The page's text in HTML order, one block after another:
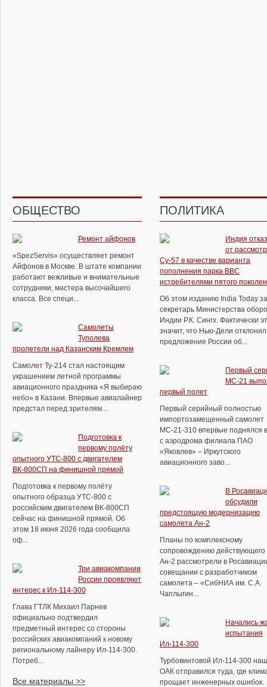
ОБЩЕСТВО
Ремонт айфонов
«SpezServis» осуществляет ремонт
Айфонов в Москве. В штате компании
работают вежливые и внимательные
сотрудники, мастера высочайшего
класса. Все специ...
Самолеты
Туполева
пролетели над Казанским Кремлем
Самолет Ту-214 стал настоящим
украшением летной программы
авиационного праздника «Я выбираю
небо» в Казани. Впервые авиалайнер
предстал перед зрителям...
Подготовка к
первому полёту
опытного УТС-800 с двигателем
ВК-800СП на финишной прямой
Подготовка к первому полёту
опытного образца УТС-800 с
российским двигателем ВК-800СП
сейчас на финишной прямой. Об
этом 18 июня 2026 года сообщила
оф...
Три авиакомпании
России проявляют
интерес к Ил-114-300
Глава ГТЛК Михаил Парнев
официально подтвердил
предметный интерес со стороны
российских авиакомпаний к новому
региональному лайнеру Ил-114-300.
Потреб...
Все материалы >>
ПОЛИТИКА
Индия
от
Су-57 в качестве варианта
пополнения парка ВВС
истребителями пятого
Об этом изданию India Today
секретарь Министерства
Индии Р.К. Сингх. Фактически
значит, что Нью-Дели отклонил
предложение России об...
Первый
МС-21
первый полет
Первый серийный полностью
импортозамещенный самолет
МС-21-310 впервые поднялся
с аэродрома филиала ПАО
«Яковлев» – Иркутского
авиационного заво...
В
обсудили
предстоящую модернизацию
самолета Ан-2
Планы по комплексному
сопровождению действующего
Ан-2 рассмотрели в
совещании с разработчиком
самолета – «СибНИА им. С.А.
Чаплыгин...
Начались
испытания
Ил-114-300
Турбовинтовой Ил-114-300
ОАК отправился туда, где
прощает инженерных ошибок.